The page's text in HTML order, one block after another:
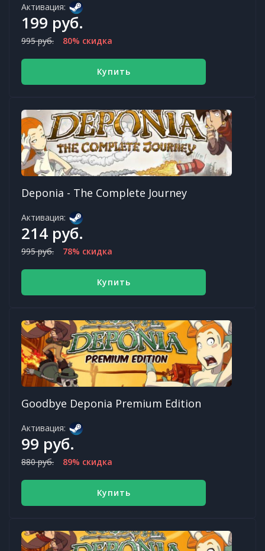
Активация:
199 руб.
995 руб. 80% скидка
Купить
Deponia - The Complete Journey
Активация:
214 руб.
995 руб. 78% скидка
Купить
Goodbye Deponia Premium Edition
Активация:
99 руб.
880 руб. 89% скидка
Купить